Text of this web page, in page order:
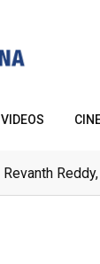
VIDEOS
Revanth